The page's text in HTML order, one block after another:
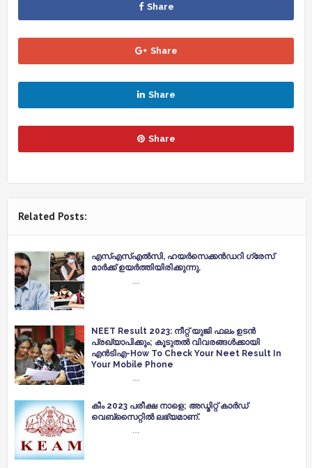
Share
Share
Share
Share
Related Posts:
എസ്‌എസ്‌എല്‍സി, ഹയര്‍സെക്കന്‍ഡറി ഗ്രേസ്
മാര്‍ക്ക് ഉയര്‍ത്തിയിരിക്കുന്നു.
…
NEET Result 2023: നീറ്റ് യുജി ഫലം ഉടന്‍
പ്രഖ്യാപിക്കും; കൂടുതല്‍ വിവരങ്ങൾക്കായി
എന്‍ടിഎ-How To Check Your Neet Result In
Your Mobile Phone
…
കീം 2023 പരീക്ഷ നാളെ; അഡ്മിറ്റ് കാര്‍ഡ്
വെബ്സൈറ്റില്‍ ലഭ്യമാണ്.
…